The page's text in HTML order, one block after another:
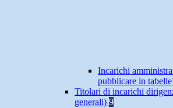
Incarichi
pubblicare in
Titolari di incarichi
generali) 9